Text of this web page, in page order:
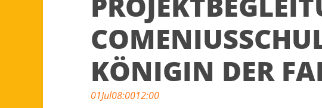
KÖNIGIN DER
01Jul08:0012:00